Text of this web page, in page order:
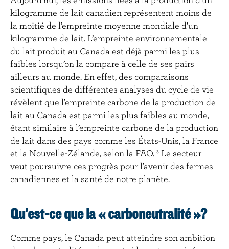
kilogramme de lait canadien représentent moins de
la moitié de l’empreinte moyenne mondiale d'un
kilogramme de lait. L’empreinte environnementale
du lait produit au Canada est déjà parmi les plus
faibles lorsqu’on la compare à celle de ses pairs
ailleurs au monde. En effet, des comparaisons
scientifiques de différentes analyses du cycle de vie
révèlent que l’empreinte carbone de la production de
lait au Canada est parmi les plus faibles au monde,
étant similaire à l’empreinte carbone de la production
de lait dans des pays comme les États-Unis, la France
et la Nouvelle-Zélande, selon la FAO. 3 Le secteur
veut poursuivre ces progrès pour l’avenir des fermes
canadiennes et la santé de notre planète.
Qu’est-ce que la « carboneutralité »?
Comme pays, le Canada peut atteindre son ambition